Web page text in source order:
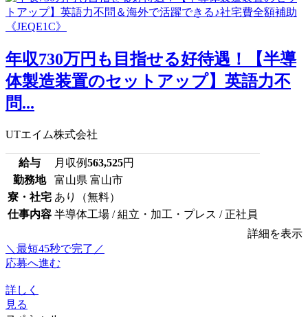
年収730万円も目指せる好待遇！【半導
体製造装置のセットアップ】英語力不
問...
UTエイム株式会社
給与 月収例563,525円
勤務地
富山県 富山市
寮・社宅 あり（無料）
仕事内容 半導体工場 / 組立・加工・プレス / 正社員
詳細を表示
＼最短45秒で完了／
応募へ進む
詳しく
見る